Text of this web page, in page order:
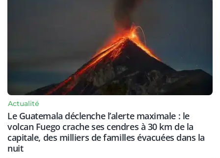
Actualité
Le Guatemala déclenche l’alerte maximale : le
volcan Fuego crache ses cendres à 30 km de la
capitale, des milliers de familles évacuées dans la
nuit